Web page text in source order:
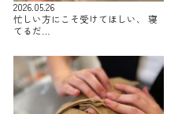
2026.05.26
忙しい方にこそ受けてほしい、 寝
てるだ…